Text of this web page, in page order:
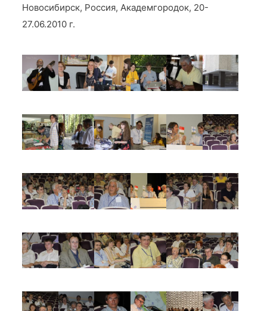
Новосибирск, Россия, Академгородок, 20-
27.06.2010 г.